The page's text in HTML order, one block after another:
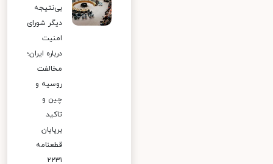
بی‌نتیجه
دیگر شورای
امنیت
درباره ایران؛
مخالفت
روسیه و
چین و
تاکید
برپایان
قطعنامه
۲۲۳۱